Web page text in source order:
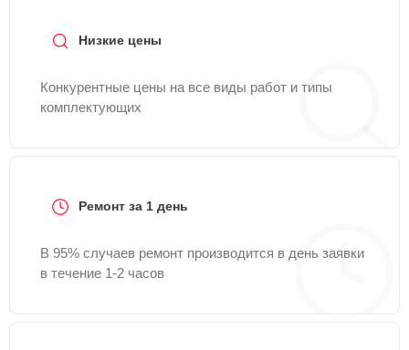
Низкие цены
Конкурентные цены на все виды работ и типы
комплектующих
Ремонт за 1 день
В 95% случаев ремонт производится в день заявки
в течение 1-2 часов